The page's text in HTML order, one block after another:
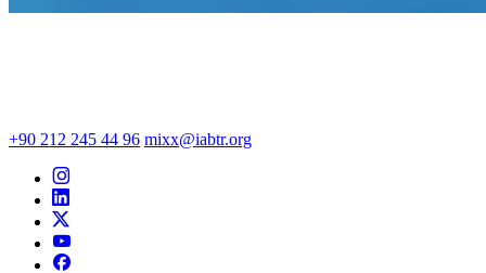
+90 212 245 44 96 mixx@iabtr.org